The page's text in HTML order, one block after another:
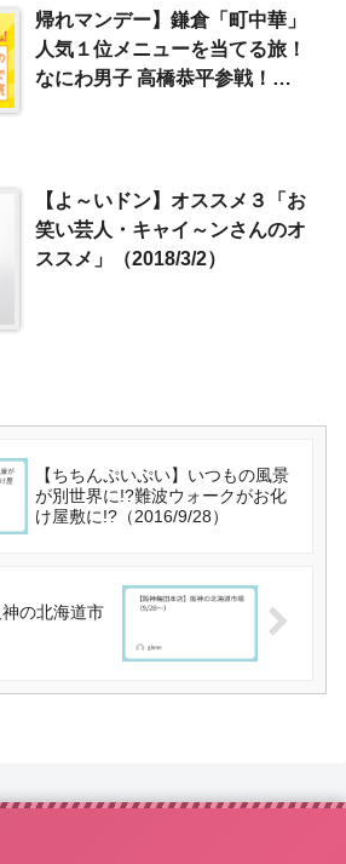
帰れマンデー】鎌倉「町中華」
人気１位メニューを当てる旅！
なにわ男子 高橋恭平参戦！
【よ～いドン】オススメ３「お
笑い芸人・キャイ～ンさんのオ
ススメ」（2018/3/2）
【ちちんぷいぷい】いつもの風景
が別世界に!?難波ウォークがお化
け屋敷に!?（2016/9/28）
神の北海道市